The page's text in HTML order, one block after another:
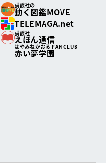
講談社の
動く図鑑MOVE
TELEMAGA.net
講談社
えほん通信
はやみねかおる FAN CLUB
赤い夢学園